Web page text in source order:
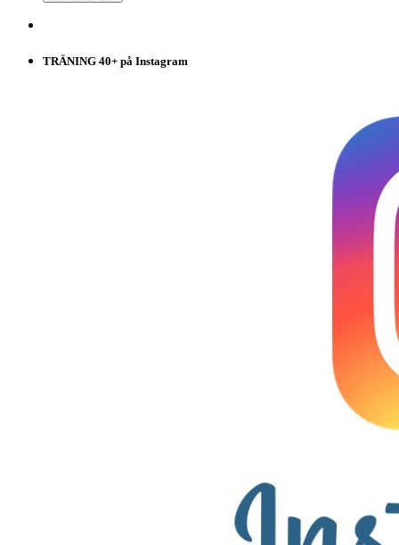
TRÄNING 40+ på Instagram